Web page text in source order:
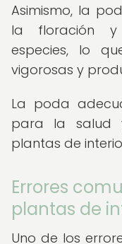
Asimismo, la
la floración y
especies, lo
vigorosas y
La poda
para la salud
plantas de
Errores
plantas de
Uno de los